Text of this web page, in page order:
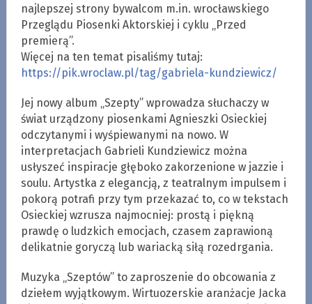
najlepszej strony bywalcom m.in. wrocławskiego
Przeglądu Piosenki Aktorskiej i cyklu „Przed
premierą”.
Więcej na ten temat pisaliśmy tutaj:
https://pik.wroclaw.pl/tag/gabriela-kundziewicz/
Jej nowy album „Szepty” wprowadza słuchaczy w
świat urządzony piosenkami Agnieszki Osieckiej
odczytanymi i wyśpiewanymi na nowo. W
interpretacjach Gabrieli Kundziewicz można
usłyszeć inspiracje głęboko zakorzenione w jazzie i
soulu. Artystka z elegancją, z teatralnym impulsem i
pokorą potrafi przy tym przekazać to, co w tekstach
Osieckiej wzrusza najmocniej: prostą i piękną
prawdę o ludzkich emocjach, czasem zaprawioną
delikatnie goryczą lub wariacką siłą rozedrgania.
Muzyka „Szeptów” to zaproszenie do obcowania z
dziełem wyjątkowym. Wirtuozerskie aranżacje Jacka